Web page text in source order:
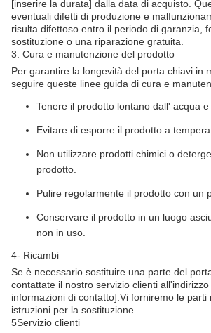
[inserire la durata] dalla data di acquisto.
eventuali difetti di produzione e
risulta difettoso entro il periodo di garanzia,
sostituzione o una riparazione gratuita.
3. Cura e manutenzione del prodotto
Per garantire la longevità del porta chiavi in
seguire queste linee guida di cura e
Tenere il prodotto lontano dall' acqua
Evitare di esporre il prodotto a
Non utilizzare prodotti chimici o
prodotto.
Pulire regolarmente il prodotto con un
Conservare il prodotto in un luogo
non in uso.
4- Ricambi
Se è necessario sostituire una parte del
contattate il nostro servizio clienti
informazioni di contatto].Vi forniremo le parti
istruzioni per la sostituzione.
5Servizio clienti